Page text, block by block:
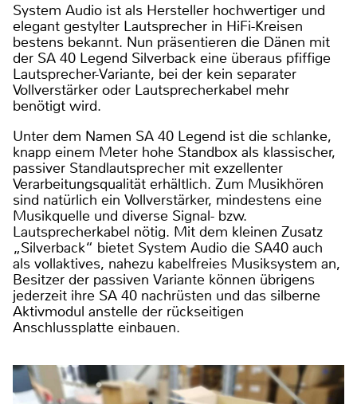
System Audio ist als Hersteller hochwertiger und
elegant gestylter Lautsprecher in HiFi-Kreisen
bestens bekannt. Nun präsentieren die Dänen mit
der SA 40 Legend Silverback eine überaus pfiffige
Lautsprecher-Variante, bei der kein separater
Vollverstärker oder Lautsprecherkabel mehr
benötigt wird.
Unter dem Namen SA 40 Legend ist die schlanke,
knapp einem Meter hohe Standbox als klassischer,
passiver Standlautsprecher mit exzellenter
Verarbeitungsqualität erhältlich. Zum Musikhören
sind natürlich ein Vollverstärker, mindestens eine
Musikquelle und diverse Signal- bzw.
Lautsprecherkabel nötig. Mit dem kleinen Zusatz
„Silverback“ bietet System Audio die SA40 auch
als vollaktives, nahezu kabelfreies Musiksystem an,
Besitzer der passiven Variante können übrigens
jederzeit ihre SA 40 nachrüsten und das silberne
Aktivmodul anstelle der rückseitigen
Anschlussplatte einbauen.